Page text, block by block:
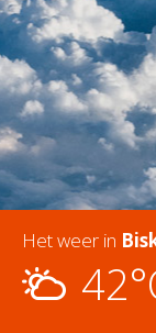
Het weer in